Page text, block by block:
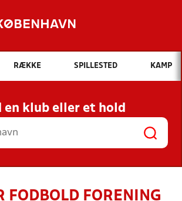
Hvad vil du søge efter?
INDHOLD OG NYHEDER
RESULTATER, KLUBBER OG
HOLD
RÆKKE SPILLESTED KAMP
en klub eller et hold
FODBOLD FORENING